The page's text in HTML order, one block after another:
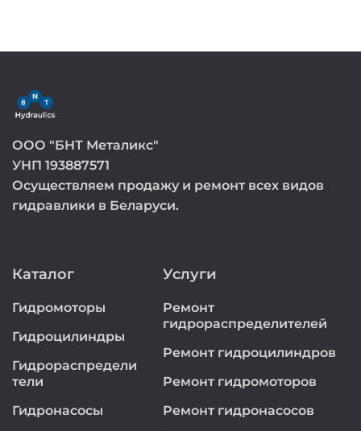
ООО "БНТ Металикс"
УНП 193887571
Осуществляем продажу и ремонт всех видов
гидравлики в Беларуси.
Каталог
Гидромоторы
Гидроцилиндры
Гидрораспредели
тели
Гидронасосы
Услуги
Ремонт
гидрораспределителей
Ремонт гидроцилиндров
Ремонт гидромоторов
Ремонт гидронасосов